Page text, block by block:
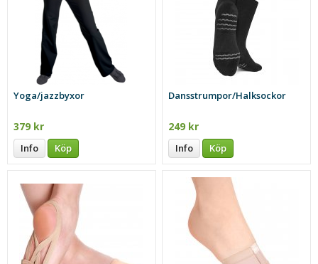
Yoga/jazzbyxor
379 kr
Info Köp
Dansstrumpor/Halksockor
249 kr
Info Köp